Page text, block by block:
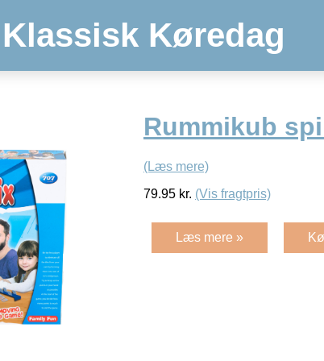
Klassisk Køredag
Rummikub
(Læs mere)
79.95 kr. (Vis fragtpris)
Læs mere »